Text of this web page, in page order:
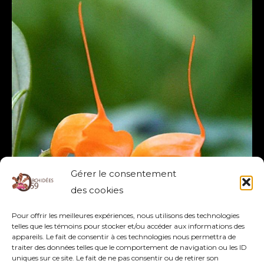
Gérer le consentement
des cookies
Pour offrir les meilleures expériences, nous utilisons des technologies
telles que les témoins pour stocker et/ou accéder aux informations des
appareils. Le fait de consentir à ces technologies nous permettra de
traiter des données telles que le comportement de navigation ou les ID
uniques sur ce site. Le fait de ne pas consentir ou de retirer son